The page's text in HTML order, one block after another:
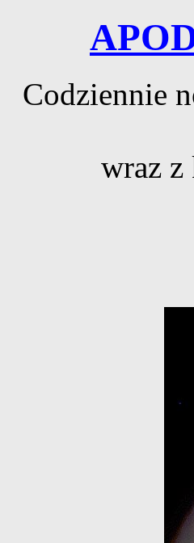
Codziennie
wraz z